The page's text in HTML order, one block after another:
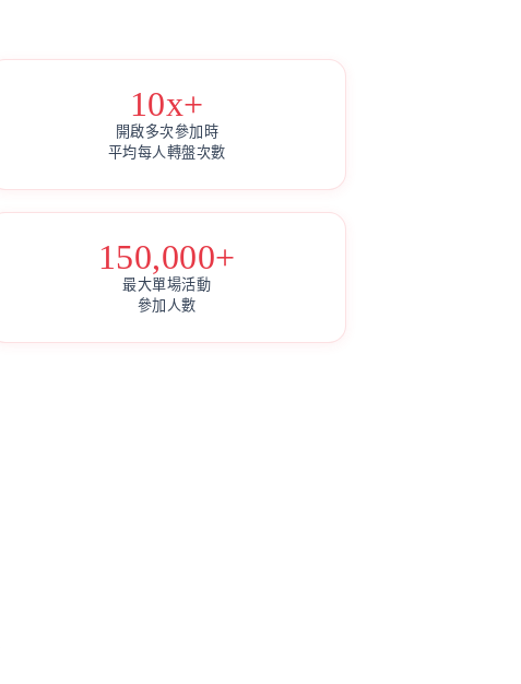
10x+
開啟多次參加時
平均每人轉盤次數
150,000+
最大單場活動
參加人數